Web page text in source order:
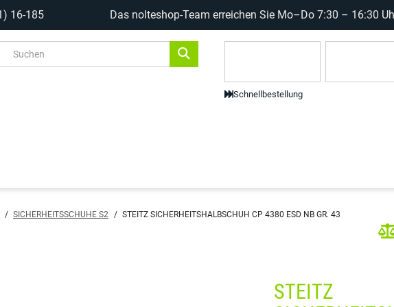
16-185 Das nolteshop-Team erreichen Sie Mo–Do 7:30 – 16:30
Schnellbestellung
/ SICHERHEITSSCHUHE S2 / STEITZ SICHERHEITSHALBSCHUH CP 4380 ESD NB GR. 43
STEITZ